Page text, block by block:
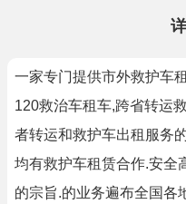
一家专门提供市外救护车
120救治车租车,跨省转运
者转运和救护车出租服务
均有救护车租赁合作.安全
的宗旨.的业务遍布全国各